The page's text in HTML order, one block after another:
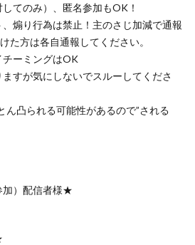
てのみ）、匿名参加もOK！
、煽り行為は禁止！主のさじ加減で通報
た方は各自通報してください。
チーミングはOK
すが気にしないでスルーしてくださ
ん凸られる可能性があるので”される
加）配信者様★